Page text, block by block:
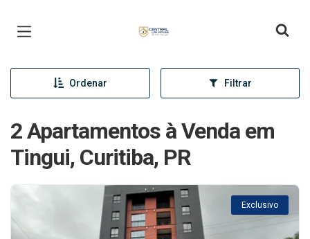
Ordenar Filtrar
2 Apartamentos à Venda em
Tingui, Curitiba, PR
Exclusivo